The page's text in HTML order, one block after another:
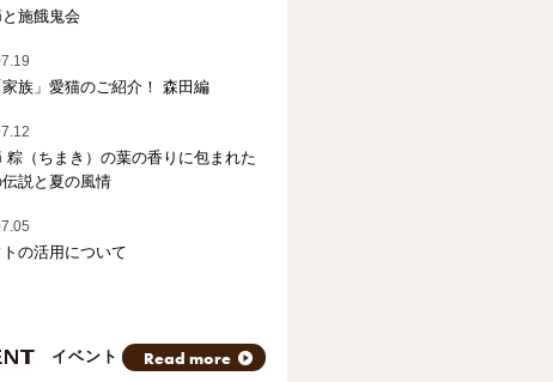
施餓鬼会
族」愛猫のご紹介！ 森田編
粽（ちまき）の葉の香りに包まれた
説と夏の風情
の活用について
イベント Read more